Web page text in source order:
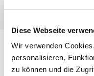
Diese Webseite
Wir verwenden
personalisieren,
zu können und die